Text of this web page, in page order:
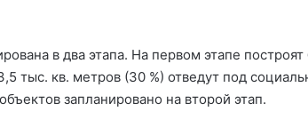
в два этапа. На первом этапе
тыс. кв. метров (30 %) отведут под
запланировано на второй этап.